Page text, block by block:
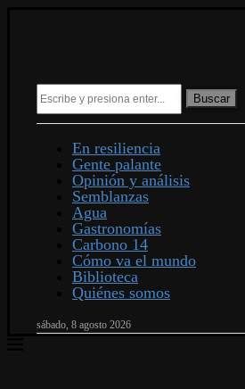
Buscar
En resiliencia
Gente palante
Opinión y análisis
Semblanzas
Agua
Gastronomías
Carbono 14
Cómo va el mundo
Biblioteca
Quiénes somos
sábado, 8 agosto 2026